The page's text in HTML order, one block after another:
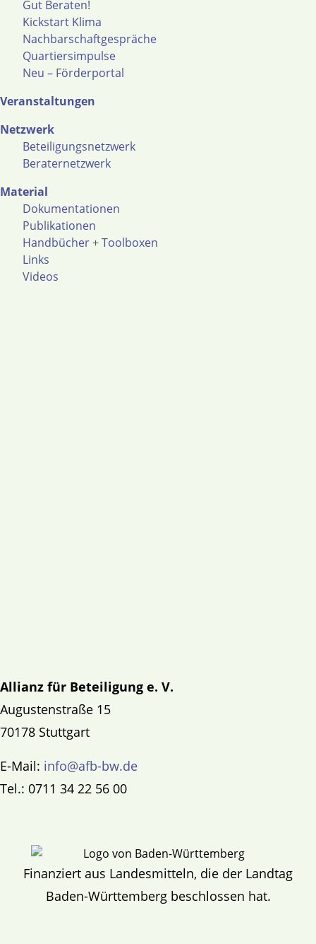
Gut Beraten!
Kickstart Klima
Nachbarschaftgespräche
Quartiersimpulse
Neu – Förderportal
Veranstaltungen
Netzwerk
Beteiligungsnetzwerk
Beraternetzwerk
Material
Dokumentationen
Publikationen
Handbücher + Toolboxen
Links
Videos
Allianz für Beteiligung e. V.
Augustenstraße 15
70178 Stuttgart
E-Mail: info@afb-bw.de
Tel.: 0711 34 22 56 00
Finanziert aus Landesmitteln, die der Landtag
Baden-Württemberg beschlossen hat.